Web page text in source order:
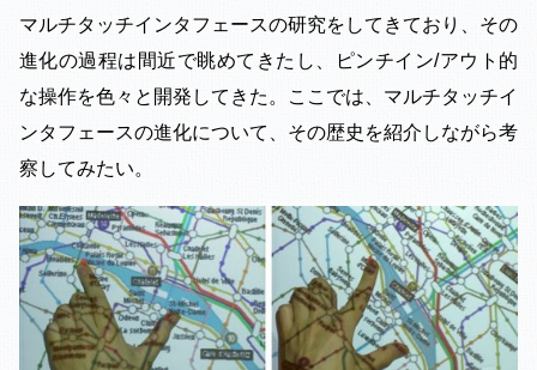
マルチタッチインタフェースの研究をしてきており、その
進化の過程は間近で眺めてきたし、ピンチイン/アウト的
な操作を色々と開発してきた。ここでは、マルチタッチイ
ンタフェースの進化について、その歴史を紹介しながら考
察してみたい。